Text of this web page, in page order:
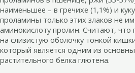
наименьшее – в гречихе (1,1%) и
проламины только этих злаков не
аминокислоту пролин. Считают,
на слизистую оболочку тонкой
который является одним из
растительного белка глютена.